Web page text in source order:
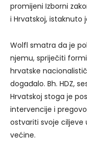
promijeni Izborni
i Hrvatskoj, istaknuto
Wolfl smatra da je
njemu, spriječiti
hrvatske
događalo. Bh. HDZ,
Hrvatskoj stoga je
intervencije i
ostvariti svoje ciljeve
većine.